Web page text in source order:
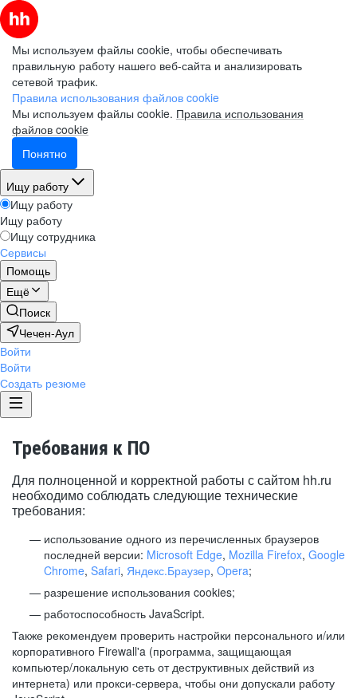
Мы используем файлы cookie, чтобы обеспечивать
правильную работу нашего веб-сайта и анализировать
сетевой трафик.
Правила использования файлов cookie
Мы используем файлы cookie. Правила использования
файлов cookie
Понятно
Ищу работу
Ищу работу
Ищу работу
Ищу сотрудника
Сервисы
Помощь
Ещё
Поиск
Чечен-Аул
Войти
Войти
Создать резюме
Требования к ПО
Для полноценной и корректной работы с сайтом hh.ru
необходимо соблюдать следующие технические
требования:
использование одного из перечисленных браузеров
последней версии: Microsoft Edge, Mozilla Firefox, Google
Chrome, Safari, Яндекс.Браузер, Opera;
разрешение использования cookies;
работоспособность JavaScript.
Также рекомендуем проверить настройки персонального и/или
корпоративного Firewall'a (программа, защищающая
компьютер/локальную сеть от деструктивных действий из
интернета) или прокси-сервера, чтобы они допускали работу